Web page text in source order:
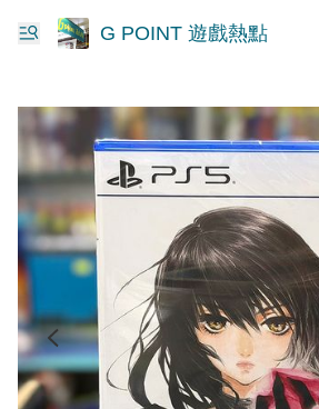
G POINT 遊戲熱點